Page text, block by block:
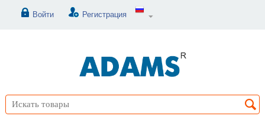
Войти Регистрация